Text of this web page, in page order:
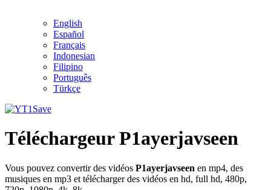
English
Español
Français
Indonesian
Filipino
Português
Türkçe
Téléchargeur P1ayerjavseen
Vous pouvez convertir des vidéos P1ayerjavseen en mp4, des
musiques en mp3 et télécharger des vidéos en hd, full hd, 480p,